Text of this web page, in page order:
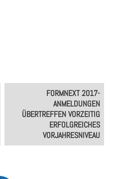
FORMNEXT 2017-
ANMELDUNGEN
ÜBERTREFFEN VORZEITIG
ERFOLGREICHES
VORJAHRESNIVEAU